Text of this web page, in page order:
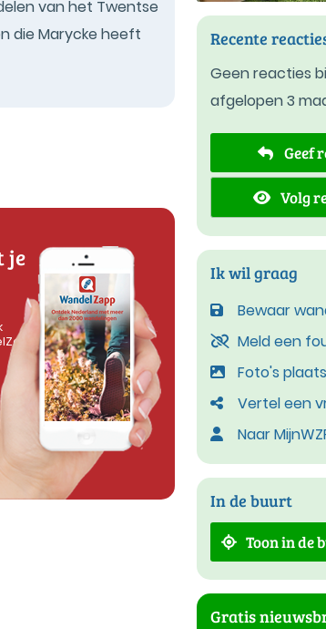
van het Twentse
die Marycke heeft
je
Recente
Geen reacties
afgelopen 3
Geef
Volg
Ik wil graag
Bewaar
Meld een
Foto's
Vertel een
Naar
In de buurt
Toon in de
Gratis